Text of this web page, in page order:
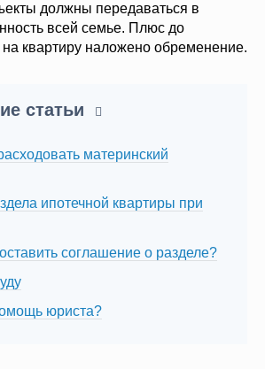
должны передаваться в
всей семье. Плюс до
квартиру наложено обременение.
статьи
материнский
ипотечной квартиры при
соглашение о разделе?
юриста?